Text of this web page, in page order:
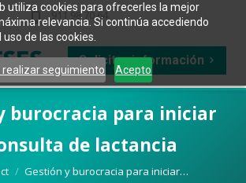
utiliza cookies para ofrecerles la mejor
relevancia. Si continúa accediendo
de las cookies.
realizar seguimiento Acepto
911 98 70 64
Solicitar información
burocracia para iniciar
de lactancia
Gestión y burocracia para iniciar…